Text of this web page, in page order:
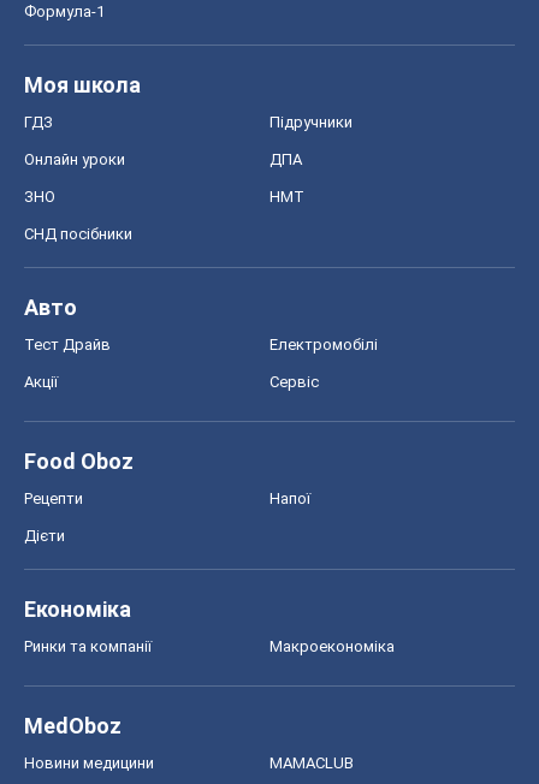
Формула-1
Моя школа
ГДЗ Підручники
Онлайн уроки ДПА
ЗНО НМТ
СНД посібники
Авто
Тест Драйв Електромобілі
Акції Сервіс
Food Oboz
Рецепти Напої
Дієти
Економіка
Ринки та компанії Макроекономіка
MedOboz
Новини медицини MAMACLUB